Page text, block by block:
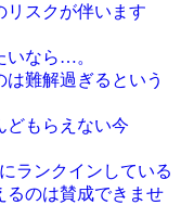
リスクが伴います
いなら…。
難解過ぎるという
どもらえない今
ランクインしている
るのは賛成できませ